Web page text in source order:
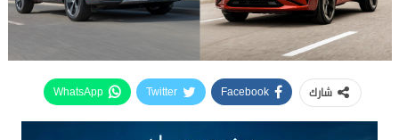
شارك Facebook
Twitter
WhatsApp